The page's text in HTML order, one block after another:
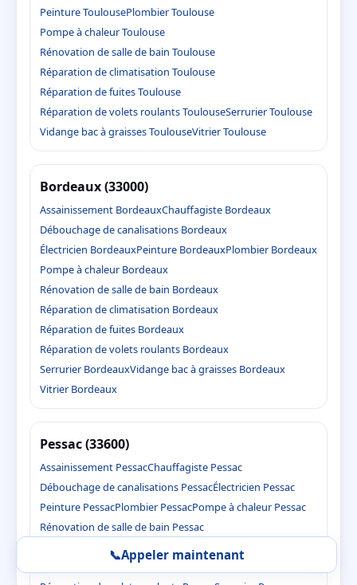
Peinture ToulousePlombier Toulouse
Pompe à chaleur Toulouse
Rénovation de salle de bain Toulouse
Réparation de climatisation Toulouse
Réparation de fuites Toulouse
Réparation de volets roulants ToulouseSerrurier Toulouse
Vidange bac à graisses ToulouseVitrier Toulouse
Bordeaux (33000)
Assainissement BordeauxChauffagiste Bordeaux
Débouchage de canalisations Bordeaux
Électricien BordeauxPeinture BordeauxPlombier Bordeaux
Pompe à chaleur Bordeaux
Rénovation de salle de bain Bordeaux
Réparation de climatisation Bordeaux
Réparation de fuites Bordeaux
Réparation de volets roulants Bordeaux
Serrurier BordeauxVidange bac à graisses Bordeaux
Vitrier Bordeaux
Pessac (33600)
Assainissement PessacChauffagiste Pessac
Débouchage de canalisations PessacÉlectricien Pessac
Peinture PessacPlombier PessacPompe à chaleur Pessac
Rénovation de salle de bain Pessac
Réparation de climatisation Pessac
Réparation de fuites Pessac
📞Appeler maintenant